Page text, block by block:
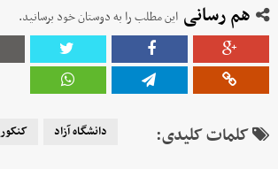
هم رسانی این مطلب را به دوستان خود برسانید.
کلمات کلیدی: دانشگاه آزاد کنکور